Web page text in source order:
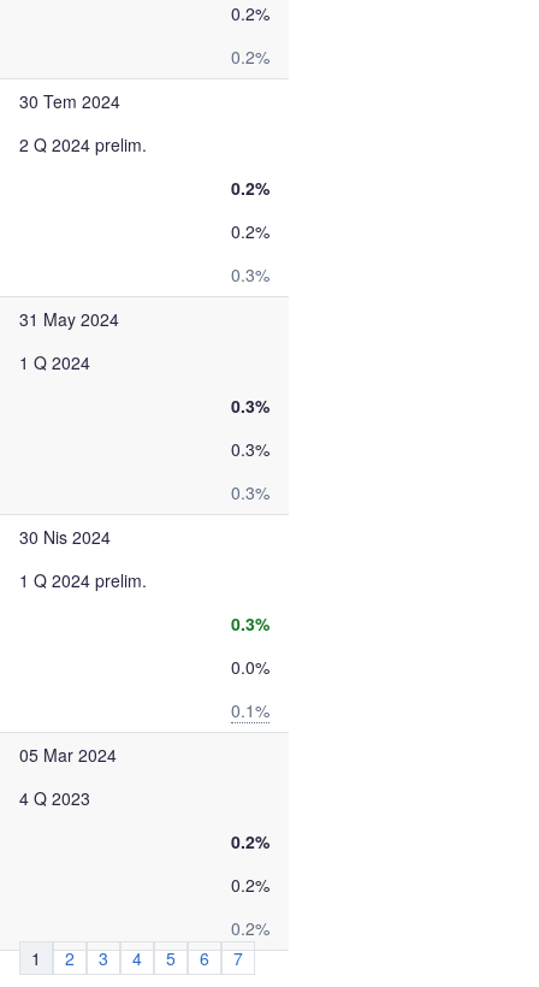
0.2%
0.2%
30 Tem 2024
2 Q 2024 prelim.
0.2%
0.2%
0.3%
31 May 2024
1 Q 2024
0.3%
0.3%
0.3%
30 Nis 2024
1 Q 2024 prelim.
0.3%
0.0%
0.1%
05 Mar 2024
4 Q 2023
0.2%
0.2%
0.2%
1
2 3 4 5 6
7